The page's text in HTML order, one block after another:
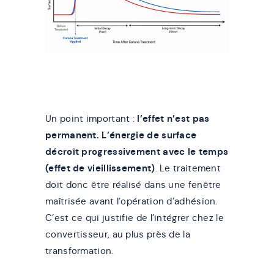
Un point important : l’effet n’est pas
permanent. L’énergie de surface
décroît progressivement avec le temps
(effet de vieillissement). Le traitement
doit donc être réalisé dans une fenêtre
maîtrisée avant l’opération d’adhésion.
C’est ce qui justifie de l’intégrer chez le
convertisseur, au plus près de la
transformation.